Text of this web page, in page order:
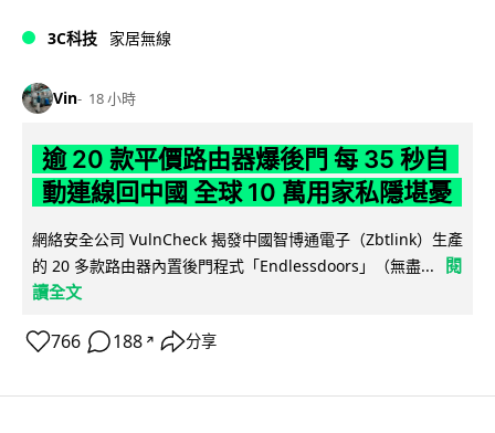
3C科技 家居無線
Vin 18 小時
逾 20 款平價路由器爆後門 每 35 秒自
動連線回中國 全球 10 萬用家私隱堪憂
網絡安全公司 VulnCheck 揭發中國智博通電子（Zbtlink）生產
的 20 多款路由器內置後門程式「Endlessdoors」（無盡...
閱
讀全文
766 188 ↗ 分享